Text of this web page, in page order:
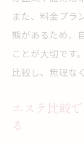
リピ
実体
ツ
エス
エス
また、料金プラ
態があるため、
ことが大切です
比較し、無理な
エステ比較
る